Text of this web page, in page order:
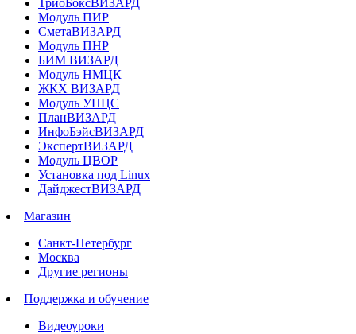
ТриоБоксВИЗАРД
Модуль ПИР
СметаВИЗАРД
Модуль ПНР
БИМ ВИЗАРД
Модуль НМЦК
ЖКХ ВИЗАРД
Модуль УНЦС
ПланВИЗАРД
ИнфоБэйсВИЗАРД
ЭкспертВИЗАРД
Модуль ЦВОР
Установка под Linux
ДайджестВИЗАРД
Магазин
Санкт-Петербург
Москва
Другие регионы
Поддержка и обучение
Видеоуроки